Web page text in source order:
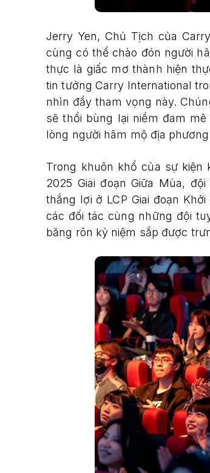
Jerry Yen, Chủ Tịch của
cùng có thể chào đón người
thực là giấc mơ thành hiện
tin tưởng Carry International
nhìn đầy tham vọng này.
sẽ thổi bùng lại niềm đam
lòng người hâm mộ địa phương
Trong khuôn khổ của sự kiện
2025 Giai đoạn Giữa Mùa,
thắng lợi ở LCP Giai đoạn
các đối tác cùng những đội
băng rôn kỷ niệm sắp được